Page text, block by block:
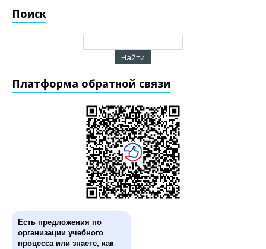
Поиск
Платформа обратной связи
Есть предложения по
организации учебного
процесса или знаете, как